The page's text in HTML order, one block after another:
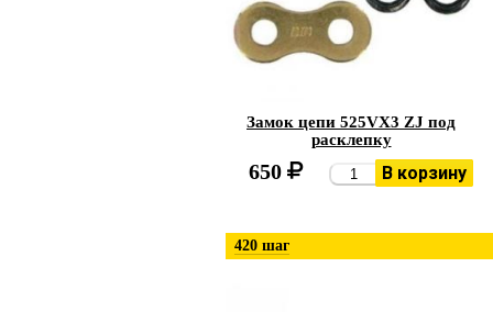
Замок цепи 525VX3 ZJ под
расклепку
650 В корзину
420 шаг